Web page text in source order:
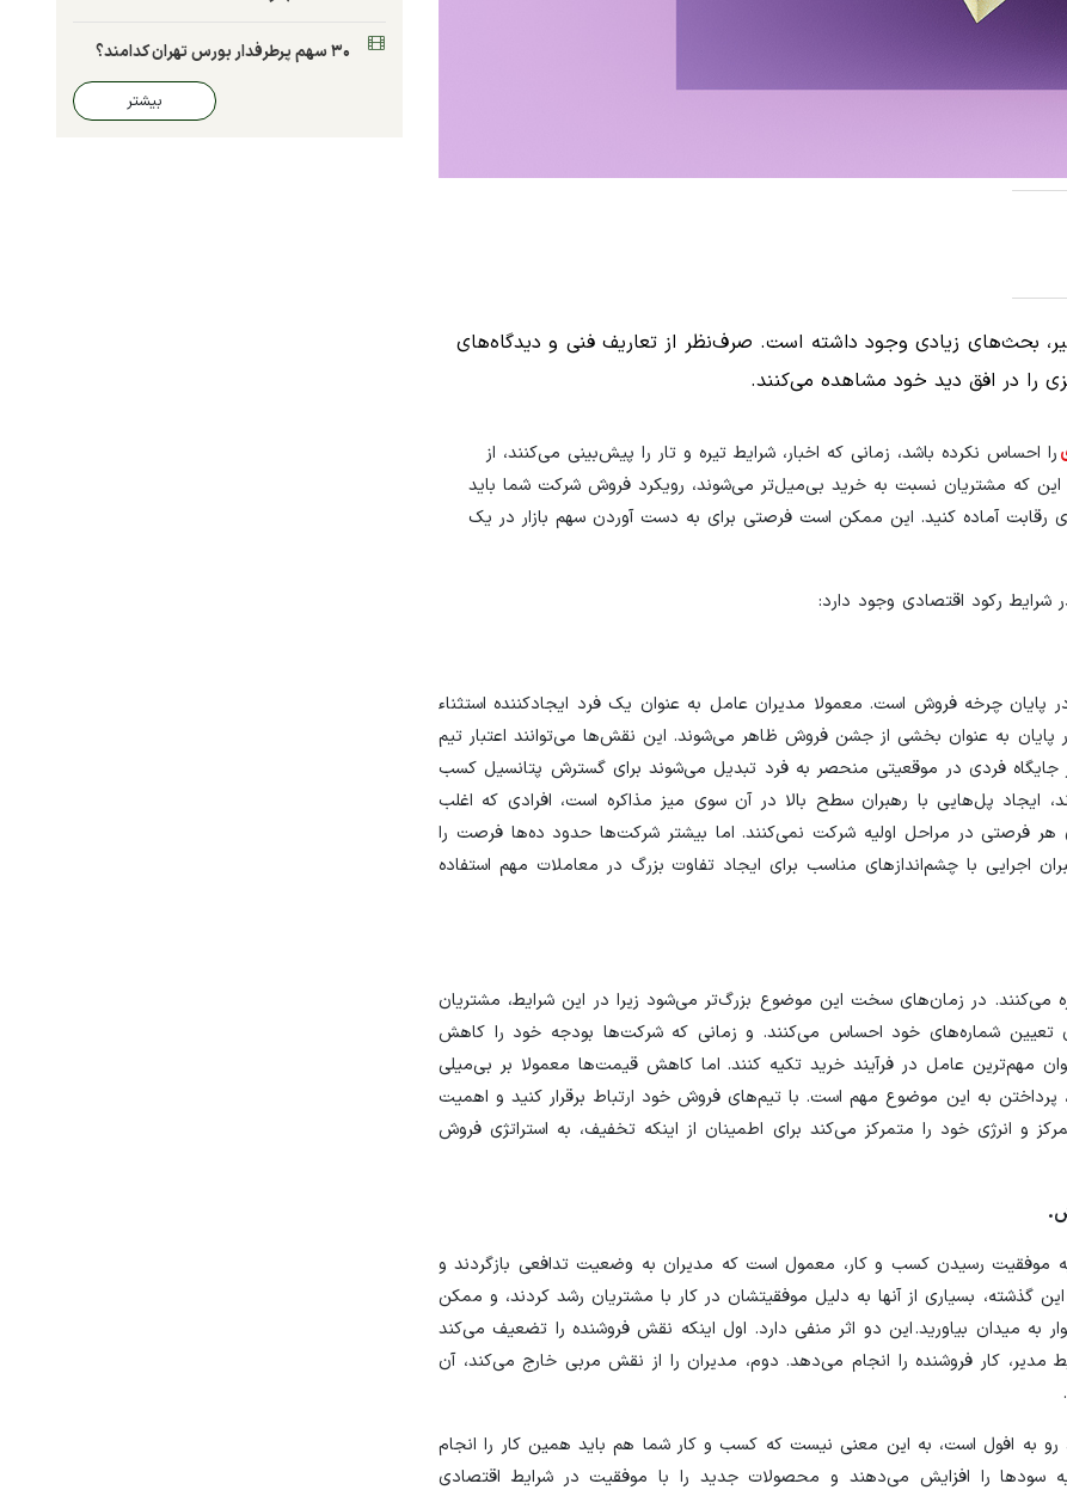
بحث‌های زیادی وجود داشته است. صرف‌نظر از تعاریف فنی و دیدگاه‌های
را در افق دید خود مشاهده می‌کنند.
را احساس نکرده باشد، زمانی که اخبار، شرایط تیره و تار را پیش‌بینی می‌کنند، از
که مشتریان نسبت به خرید بی‌میل‌تر می‌شوند، رویکرد فروش شرکت شما باید
آماده کنید. این ممکن است فرصتی برای به دست آوردن سهم بازار در یک
شرایط رکود اقتصادی وجود دارد:
چرخه فروش است. معمولا مدیران عامل به عنوان یک فرد ایجادکننده استثناء
پایان به عنوان بخشی از جشن فروش ظاهر می‌شوند. این نقش‌ها می‌توانند اعتبار تیم
فردی در موقعیتی منحصر به فرد تبدیل می‌شوند برای گسترش پتانسیل کسب
ایجاد پل‌هایی با رهبران سطح بالا در آن سوی میز مذاکره است، افرادی که اغلب
هر فرصتی در مراحل اولیه شرکت نمی‌کنند. اما بیشتر شرکت‌ها حدود ده‌ها فرصت را
اجرایی با چشم‌اندازهای مناسب برای ایجاد تفاوت بزرگ در معاملات مهم استفاده
می‌کنند. در زمان‌های سخت این موضوع بزرگ‌تر می‌شود زیرا در این شرایط، مشتریان
تعیین شماره‌های خود احساس می‌کنند. و زمانی که شرکت‌ها بودجه خود را کاهش
مهم‌ترین عامل در فرآیند خرید تکیه کنند. اما کاهش قیمت‌ها معمولا بر بی‌میلی
به این موضوع مهم است. با تیم‌های فروش خود ارتباط برقرار کنید و اهمیت
و انرژی خود را متمرکز می‌کند برای اطمینان از اینکه تخفیف، به استراتژی فروش
موفقیت رسیدن کسب و کار، معمول است که مدیران به وضعیت تدافعی بازگردند و
گذشته، بسیاری از آنها به دلیل موفقیتشان در کار با مشتریان رشد کردند، و ممکن
به میدان بیاورید. این دو اثر منفی دارد. اول اینکه نقش فروشنده را تضعیف می‌کند
کار فروشنده را انجام می‌دهد. دوم، مدیران را از نقش مربی خارج می‌کند، آن
رو به افول است، به این معنی نیست که کسب و کار شما هم باید همین کار را انجام
سودها را افزایش می‌دهند و محصولات جدید را با موفقیت در شرایط اقتصادی
۳۰ سهم پرطرفدار بورس تهران کدامند؟
بیشتر